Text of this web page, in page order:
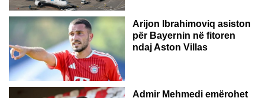
Arijon Ibrahimoviq asiston
për Bayernin në fitoren
ndaj Aston Villas
ZVICËR
Admir Mehmedi emërohet